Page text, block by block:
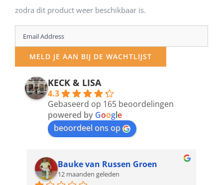
zodra dit product weer beschikbaar is.
Enter
your
email
address
MELD JE AAN BIJ DE WACHTLIJST
KECK & LISA
4.3
Gebaseerd op 165 beoordelingen
powered by Google
beoordeel ons op
Bauke van Russen Groen
12 maanden geleden